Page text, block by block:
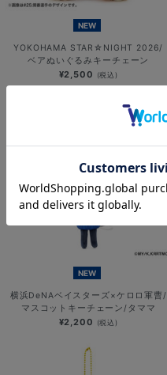
NEW
YOKOHAMA STAR☆NIGHT 2026/
ベアぬいぐるみキーチェーン
¥2,500 (税込)
NEW
横浜DeNAベイスターズ×ケロロ軍曹/
マスコットキーチェーン/タママ
¥2,200 (税込)